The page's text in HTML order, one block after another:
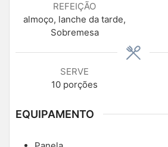
REFEIÇÃO
almoço, lanche da tarde,
Sobremesa
SERVE
10 porções
EQUIPAMENTO